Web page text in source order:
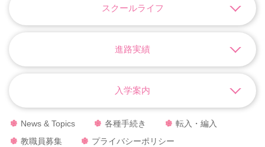
スクールライフ
進路実績
入学案内
News & Topics 各種手続き
転入・編入
教職員募集
プライバシーポリシー